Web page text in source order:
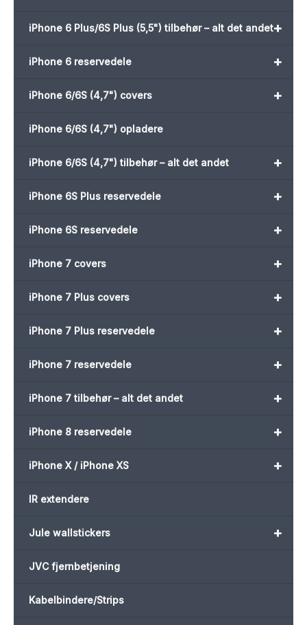
+
iPhone 6 Plus/6S Plus (5,5") tilbehør – alt det andet
+
iPhone 6 reservedele
+
iPhone 6/6S (4,7") covers
iPhone 6/6S (4,7") opladere
+
iPhone 6/6S (4,7") tilbehør – alt det andet
+
iPhone 6S Plus reservedele
+
iPhone 6S reservedele
+
iPhone 7 covers
+
iPhone 7 Plus covers
+
iPhone 7 Plus reservedele
+
iPhone 7 reservedele
+
iPhone 7 tilbehør – alt det andet
+
iPhone 8 reservedele
+
iPhone X / iPhone XS
IR extendere
+
Jule wallstickers
JVC fjernbetjening
Kabelbindere/Strips